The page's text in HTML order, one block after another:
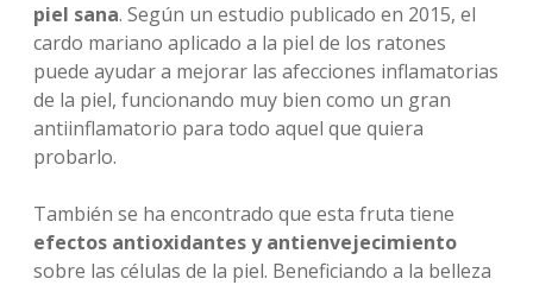
piel sana. Según un estudio publicado en 2015, el
cardo mariano aplicado a la piel de los ratones
puede ayudar a mejorar las afecciones inflamatorias
de la piel, funcionando muy bien como un gran
antiinflamatorio para todo aquel que quiera
probarlo.
También se ha encontrado que esta fruta tiene
efectos antioxidantes y antienvejecimiento
sobre las células de la piel. Beneficiando a la belleza